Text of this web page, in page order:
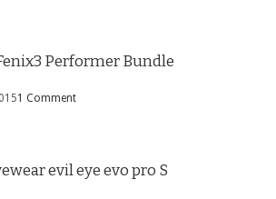
Performer Bundle
1 Comment
evil eye evo pro S